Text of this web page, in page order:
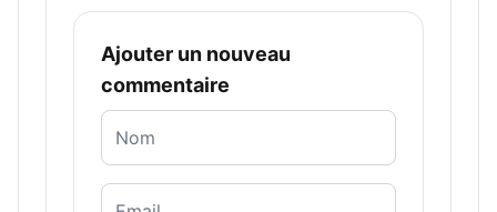
Ajouter un nouveau
commentaire